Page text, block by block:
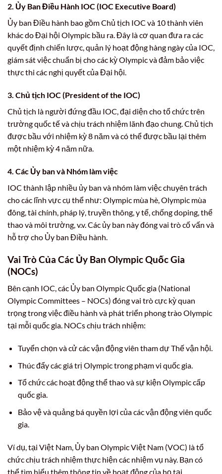
2. Ủy Ban Điều Hành IOC (IOC Executive Board)
Ủy ban Điều hành bao gồm Chủ tịch IOC và 10 thành viên
khác do Đại hội Olympic bầu ra. Đây là cơ quan đưa ra các
quyết định chiến lược, quản lý hoạt động hàng ngày của IOC,
giám sát việc chuẩn bị cho các kỳ Olympic và đảm bảo việc
thực thi các nghị quyết của Đại hội.
3. Chủ tịch IOC (President of the IOC)
Chủ tịch là người đứng đầu IOC, đại diện cho tổ chức trên
trường quốc tế và chịu trách nhiệm lãnh đạo chung. Chủ tịch
được bầu với nhiệm kỳ 8 năm và có thể được bầu lại thêm
một nhiệm kỳ 4 năm nữa.
4. Các Ủy ban và Nhóm làm việc
IOC thành lập nhiều ủy ban và nhóm làm việc chuyên trách
cho các lĩnh vực cụ thể như: Olympic mùa hè, Olympic mùa
đông, tài chính, pháp lý, truyền thông, y tế, chống doping, thể
thao và môi trường, v.v. Các ủy ban này đóng vai trò cố vấn và
hỗ trợ cho Ủy ban Điều hành.
Vai Trò Của Các Ủy Ban Olympic Quốc Gia
(NOCs)
Bên cạnh IOC, các Ủy ban Olympic Quốc gia (National
Olympic Committees – NOCs) đóng vai trò cực kỳ quan
trọng trong việc điều hành và phát triển phong trào Olympic
tại mỗi quốc gia. NOCs chịu trách nhiệm:
Tuyển chọn và cử các vận động viên tham dự Thế vận hội.
Thúc đẩy các giá trị Olympic trong phạm vi quốc gia.
Tổ chức các hoạt động thể thao và sự kiện Olympic cấp
quốc gia.
Bảo vệ và quảng bá quyền lợi của các vận động viên quốc
gia.
Ví dụ, tại Việt Nam, Ủy ban Olympic Việt Nam (VOC) là tổ
chức chịu trách nhiệm thực hiện các nhiệm vụ này. Bạn có
thể tìm hiểu thêm thông tin về hoạt động của họ tại